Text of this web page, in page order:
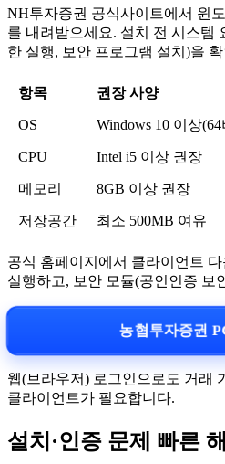
NH투자증권 공식사이트에서 윈
를 내려받으세요. 설치 전 시스템
한 실행, 보안 프로그램 설치)을
항목 권장 사양
OS Windows 10 이상
CPU Intel i5 이상 권장
메모리 8GB 이상 권장
저장공간 최소 500MB 여유
공식 홈페이지에서 클라이언트
실행하고, 보안 모듈(공인인증 보
농협투자증권
웹(브라우저) 로그인으로도 거래
클라이언트가 필요합니다.
설치·인증 문제 빠른